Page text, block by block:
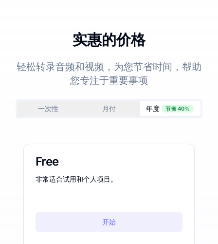
实惠的价格
轻松转录音频和视频，为您节省时间，帮助
您专注于重要事项
一次性 月付 年度 节省 40%
Free
非常适合试用和个人项目。
开始